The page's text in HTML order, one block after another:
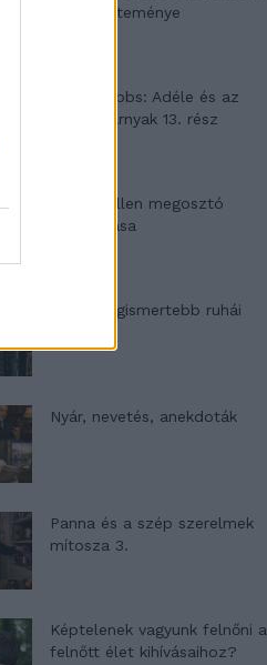
laza gyűjteménye
Elyna Robbs: Adéle és az
örökölt árnyak 13. rész
Woody Allen megosztó
zsenialitása
A világ legismertebb ruhái
Nyár, nevetés, anekdoták
Panna és a szép szerelmek
mítosza 3.
Képtelenek vagyunk felnőni a
felnőtt élet kihívásaihoz?